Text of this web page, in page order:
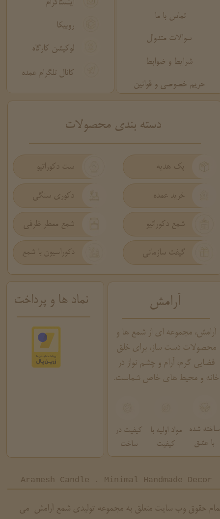
حقوق وب سایت متعلق به مجموعه تولیدی شمع آرامش می
شمع معطر ظرفی
گیفت سازمانی دکوراسیون با شمع
شمع دکوراتیو
دکوری سنگی
پک هدیه ست دکوراتیو
خرید عمده
​دسته بندی محصولات
نماد ها و پرداخت
اینستاگرام
روبیکا
لوکیشن کارگاه
کانال تلگرام عمده
تماس با ما
سوالات متدوال
حریم خصوصی و قوانین
شرایط و ضوابط
آرامش
آرامش، مجموعه ای از شمع ها و
محصولات دست ساز، برای خلق
فضایی گرم، آرام و چشم نواز در
خانه و محیط های خاص شماست.
ساخته شده
با عشق
مواد اولیه با
کیفیت
کیفیت در
ساخت
Aramesh Candle . Minimal Handmade Decor